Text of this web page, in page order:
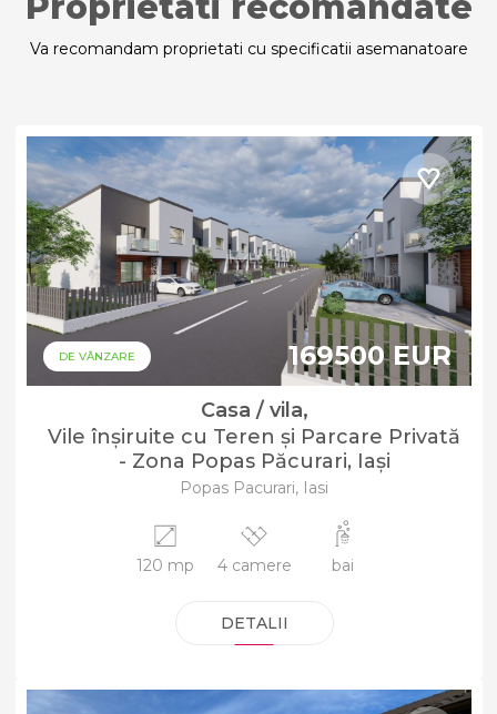
Va recomandam proprietati cu specificatii asemanatoare
DE VÂNZARE 169500 EUR
Casa / vila,
Vile înșiruite cu Teren și Parcare Privată
- Zona Popas Păcurari, Iași
Popas Pacurari, Iasi
120 mp 4 camere bai
DETALII